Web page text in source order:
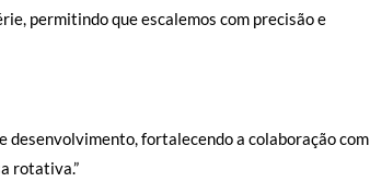
permitindo que escalemos com precisão e
desenvolvimento, fortalecendo a colaboração com
rotativa.”